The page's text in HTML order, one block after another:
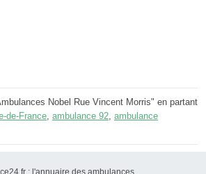
Nobel Rue Vincent Morris" en partant
de-France ambulance 92 ambulance
: l'annuaire des ambulances